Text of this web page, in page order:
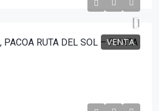
VENTA
PACOA RUTA DEL SOL – PUNTA